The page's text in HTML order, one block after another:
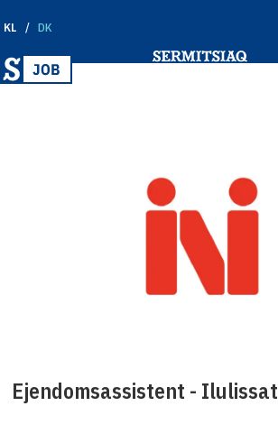
KL DK
Ejendomsassistent - Ilulissat